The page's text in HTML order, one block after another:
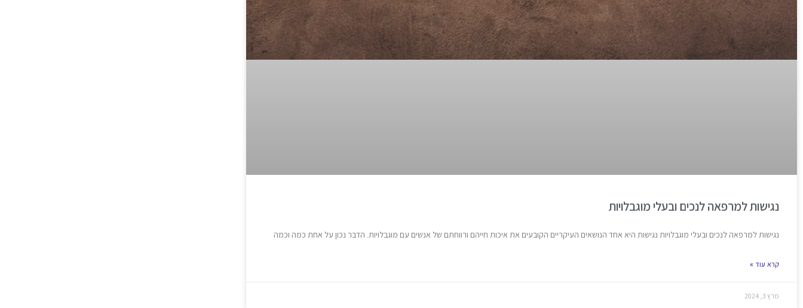
נגישות למרפאה לנכים ובעלי מוגבלויות
נגישות למרפאה לנכים ובעלי מוגבלויות נגישות היא אחד הנושאים העיקריים הקובעים את איכות חייהם ורווחתם של אנשים עם מוגבלויות. הדבר נכון על אחת כמה וכמה
קרא עוד »
מרץ 3, 2024